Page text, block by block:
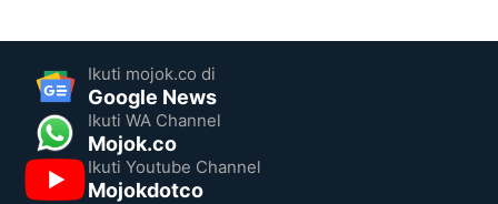
Ikuti mojok.co di
Google News
Ikuti WA Channel
Mojok.co
Ikuti Youtube Channel
Mojokdotco